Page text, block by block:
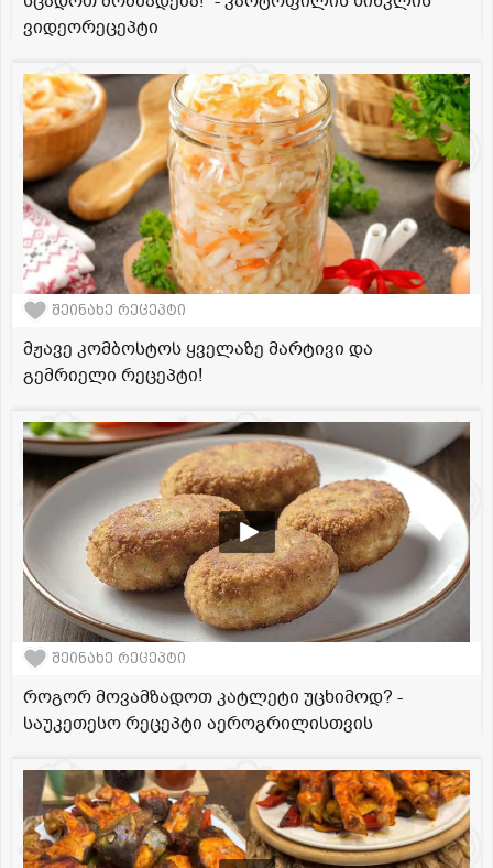
ვიდეორეცეპტი
შეინახე რეცეპტი
მჟავე კომბოსტოს ყველაზე მარტივი და
გემრიელი რეცეპტი!
შეინახე რეცეპტი
როგორ მოვამზადოთ კატლეტი უცხიმოდ? -
საუკეთესო რეცეპტი აეროგრილისთვის